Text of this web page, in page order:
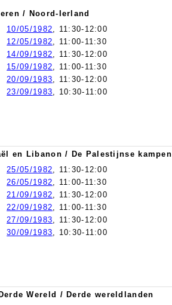
/ Noord-Ierland
10/05/1982, 11:30-12:00
12/05/1982, 11:00-11:30
14/09/1982, 11:30-12:00
15/09/1982, 11:00-11:30
20/09/1983, 11:30-12:00
23/09/1983, 10:30-11:00
en Libanon / De Palestijnse kampen
25/05/1982, 11:30-12:00
26/05/1982, 11:00-11:30
21/09/1982, 11:30-12:00
22/09/1982, 11:00-11:30
27/09/1983, 11:30-12:00
30/09/1983, 10:30-11:00
Wereld / Derde wereldlanden